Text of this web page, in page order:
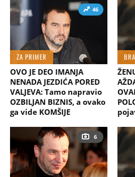
46
ZA PRIMER
OVO JE DEO IMANJA
NENADA JEZDIĆA PORED
VALJEVA: Tamo napravio
OZBILJAN BIZNIS, a ovako
ga vide KOMŠIJE
6